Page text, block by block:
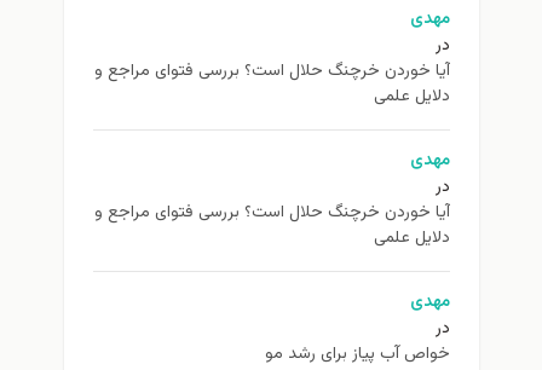
مهدی
در
آیا خوردن خرچنگ حلال است؟ بررسی فتوای مراجع و
دلایل علمی
مهدی
در
آیا خوردن خرچنگ حلال است؟ بررسی فتوای مراجع و
دلایل علمی
مهدی
در
خواص آب پیاز برای رشد مو